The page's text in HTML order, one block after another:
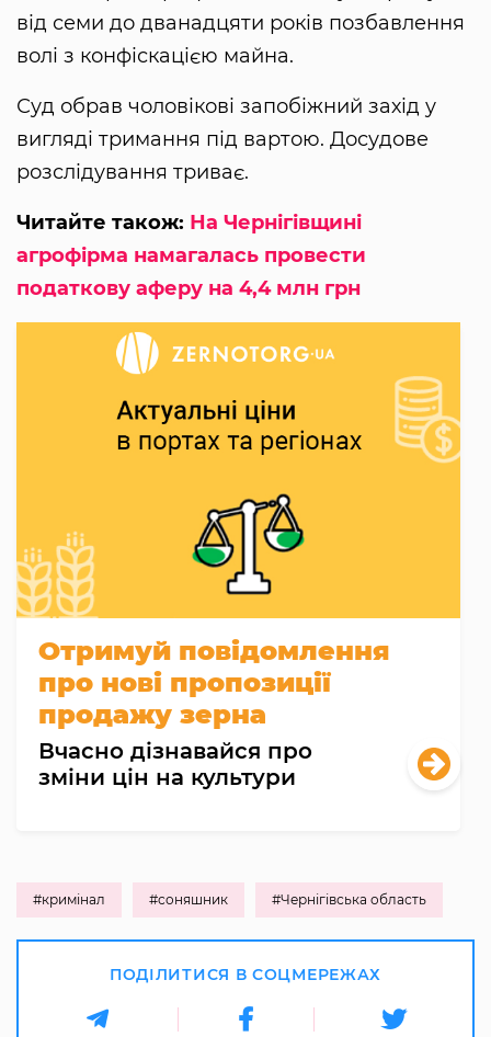
від семи до дванадцяти років позбавлення
волі з конфіскацією майна.
Суд обрав чоловікові запобіжний захід у
вигляді тримання під вартою. Досудове
розслідування триває.
Читайте також: На Чернігівщині
агрофірма намагалась провести
податкову аферу на 4,4 млн грн
Отримуй повідомлення
про нові пропозиції
продажу зерна
Вчасно дізнавайся про
зміни цін на культури
#кримінал #соняшник #Чернігівська область
ПОДІЛИТИСЯ В СОЦМЕРЕЖАХ